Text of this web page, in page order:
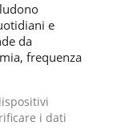
e
da
frequenza
i dati